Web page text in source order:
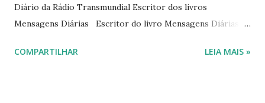
Diário da Rádio Transmundial Escritor dos livros
Mensagens Diárias Escritor do livro Mensagens Diárias da
livromensagensdiarias@gmail.com Whatsapp: (15) 99765-
COMPARTILHAR LEIA MAIS »